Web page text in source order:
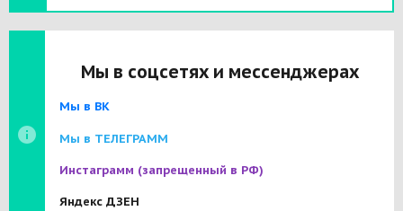
Мы в соцсетях и мессенджерах
Мы в ВК
Мы в ТЕЛЕГРАММ
Инстаграмм (запрещенный в РФ)
Яндекс ДЗЕН